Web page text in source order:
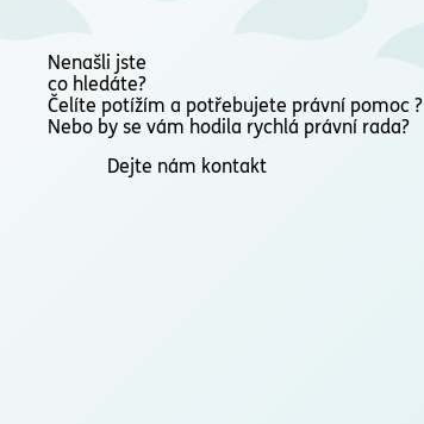
Nenašli jste
co hledáte?
Čelíte potížím a potřebujete právní pomoc ?
Nebo by se vám hodila rychlá právní rada?
Dejte nám kontakt